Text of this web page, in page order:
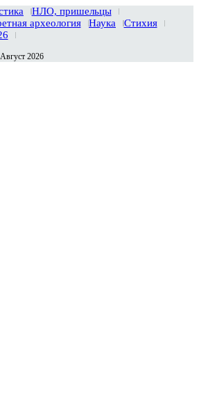
НЛО, пришельцы
археология Наука
Стихия
2026